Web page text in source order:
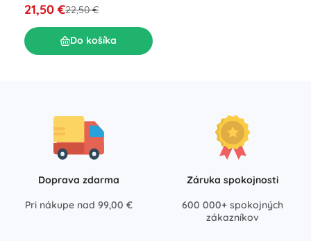
21,50 €22,50 €
Do košíka
Doprava zdarma
Pri nákupe nad 99,00 €
Záruka spokojnosti
600 000+ spokojných
zákazníkov